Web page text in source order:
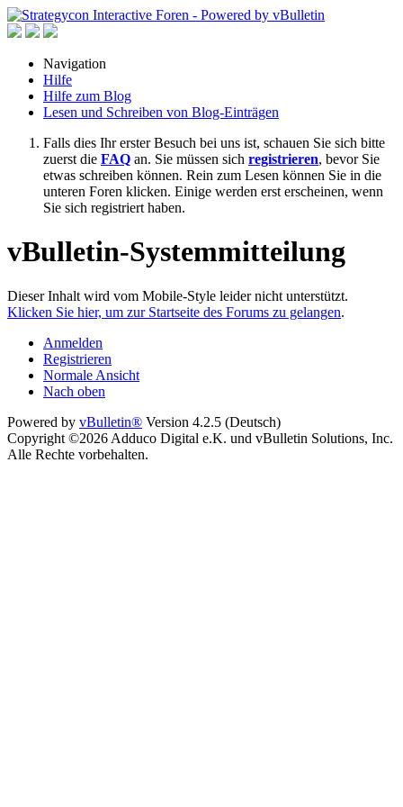
Navigation
Hilfe
Hilfe zum Blog
Lesen und Schreiben von Blog-Einträgen
Falls dies Ihr erster Besuch bei uns ist, schauen Sie sich bitte
zuerst die FAQ an. Sie müssen sich registrieren, bevor Sie
etwas schreiben können. Rein zum Lesen können Sie in die
unteren Foren klicken. Einige werden erst erscheinen, wenn
Sie sich registriert haben.
vBulletin-Systemmitteilung
Dieser Inhalt wird vom Mobile-Style leider nicht unterstützt.
Klicken Sie hier, um zur Startseite des Forums zu gelangen.
Anmelden
Registrieren
Normale Ansicht
Nach oben
Powered by vBulletin® Version 4.2.5 (Deutsch)
Copyright ©2026 Adduco Digital e.K. und vBulletin Solutions, Inc.
Alle Rechte vorbehalten.